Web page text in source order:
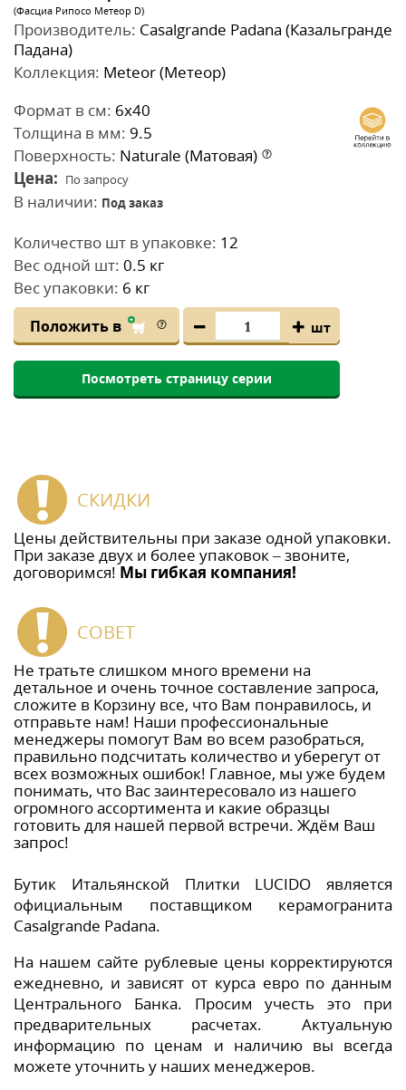
(Фасциа Рипосо Метеор D)
Производитель: Casalgrande Padana (Казальгранде
Падана)
Коллекция: Meteor (Метеор)
Формат в см: 6x40
Толщина в мм: 9.5
Поверхность: Naturale (Матовая)
Цена: По запросу
В наличии: Под заказ
Количество шт в упаковке: 12
Вес одной шт: 0.5 кг
Вес упаковки: 6 кг
Положить в шт
Посмотреть страницу серии
СКИДКИ
Цены действительны при заказе одной упаковки.
При заказе двух и более упаковок – звоните,
договоримся! Мы гибкая компания!
СОВЕТ
Не тратьте слишком много времени на
детальное и очень точное составление запроса,
сложите в Корзину все, что Вам понравилось, и
отправьте нам! Наши профессиональные
менеджеры помогут Вам во всем разобраться,
правильно подсчитать количество и уберегут от
всех возможных ошибок! Главное, мы уже будем
понимать, что Вас заинтересовало из нашего
огромного ассортимента и какие образцы
готовить для нашей первой встречи. Ждём Ваш
запрос!
Бутик Итальянской Плитки LUCIDO является
официальным поставщиком керамогранита
Casalgrande Padana.
На нашем сайте рублевые цены корректируются
ежедневно, и зависят от курса евро по данным
Центрального Банка. Просим учесть это при
предварительных расчетах. Актуальную
информацию по ценам и наличию вы всегда
можете уточнить у наших менеджеров.